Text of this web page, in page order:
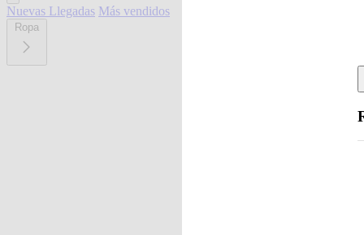
Nuevas Llegadas Más vendidos
Ropa